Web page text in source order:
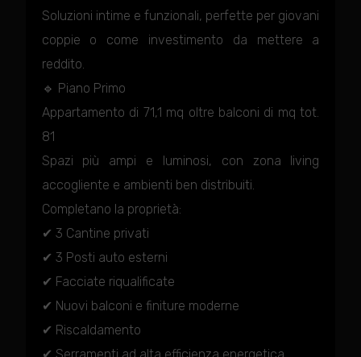
Soluzioni intime e funzionali, perfette per giovani
coppie o come investimento da mettere a
reddito.
🔹 Piano Primo
Appartamento di 71,1 mq oltre balconi di mq tot.
81
Spazi più ampi e luminosi, con zona living
accogliente e ambienti ben distribuiti.
Completano la proprietà:
✔ 3 Cantine privati
✔ 3 Posti auto esterni
✔ Facciate riqualificate
✔ Nuovi balconi e finiture moderne
✔ Riscaldamento